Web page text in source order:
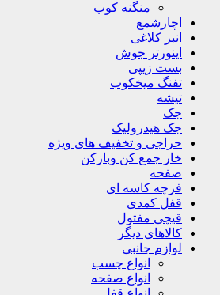
منگنه کوب
اچارشمع
انبر کلاغی
اینورتر جوش
بست زیپی
تفنگ میخکوب
تیشه
جک
جک هیدرولیک
حراجی و تخفیف های ویژه
خار جمع کن وبازکن
صفحه
فرچه کاسه ای
قفل کمدی
قیچی مفتول
کالاهای دیگر
لوازم جانبی
انواع چسب
انواع صفحه